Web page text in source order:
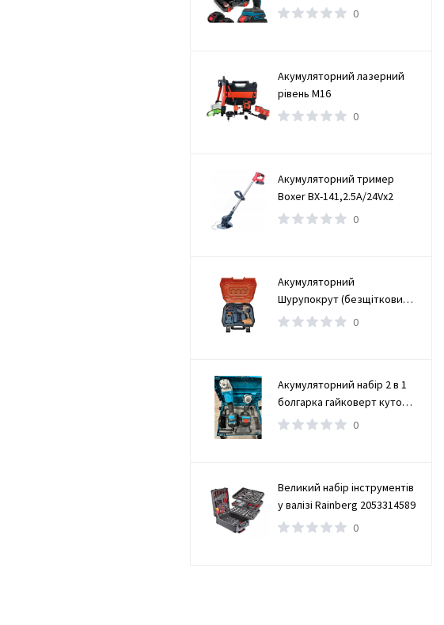
Безщітковий гайковерт 2
0
Акумуляторний лазерний
рівень М16
0
Акумуляторний тример
Boxer BX-141,2.5А/24Vx2
0
Акумуляторний
Шурупокрут (безщітковий)
(TAOE-CD34N)
0
Акумуляторний набір 2 в 1
болгарка гайковерт кутова
(турбінка) 21V 4Ah
0
Великий набір інструментів
у валізі Rainberg 2053314589
0